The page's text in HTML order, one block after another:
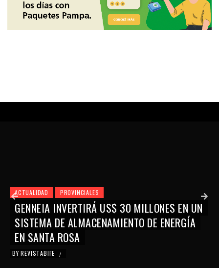
ACTUALIDAD PROVINCIALES
GENNEIA INVERTIRÁ US$ 30 MILLONES EN UN
SISTEMA DE ALMACENAMIENTO DE ENERGÍA
EN SANTA ROSA
BY REVISTABIFE /